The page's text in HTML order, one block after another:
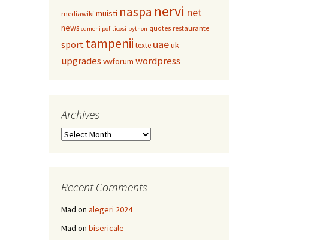
mediawiki muisti naspa nervi net
news oameni politicosi python quotes restaurante
sport tampenii texte uaeuk
upgrades vwforum wordpress
Archives
Archives
Recent Comments
Mad on alegeri 2024
Mad on bisericale